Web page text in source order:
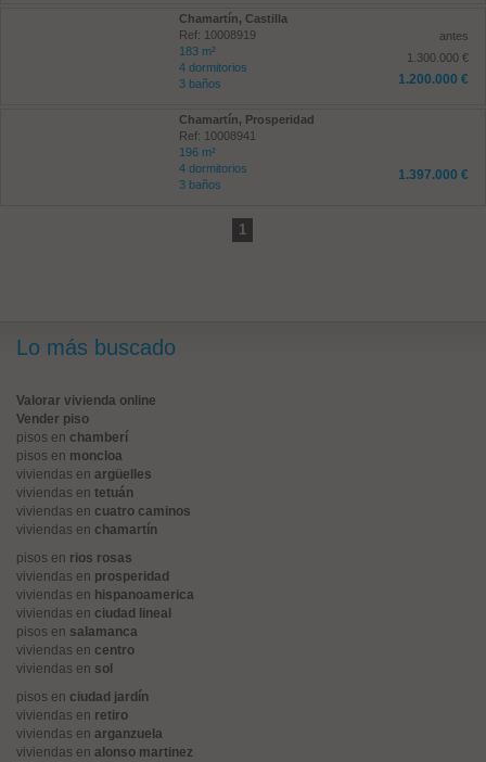
Chamartín, Castilla
Ref: 10008919
183 m²
4 dormitorios
3 baños
antes
1.300.000 €
1.200.000 €
Chamartín, Prosperidad
Ref: 10008941
196 m²
4 dormitorios
3 baños
1.397.000 €
1
Lo más buscado
Valorar vivienda online
Vender piso
pisos en chamberí
pisos en moncloa
viviendas en argüelles
viviendas en tetuán
viviendas en cuatro caminos
viviendas en chamartín
pisos en rios rosas
viviendas en prosperidad
viviendas en hispanoamerica
viviendas en ciudad lineal
pisos en salamanca
viviendas en centro
viviendas en sol
pisos en ciudad jardín
viviendas en retiro
viviendas en arganzuela
viviendas en alonso martinez